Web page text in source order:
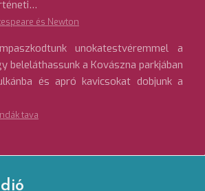
és Newton
unokatestvéremmel a
beleláthassunk a Kovászna parkjában
és apró kavicsokat dobjunk a
tava